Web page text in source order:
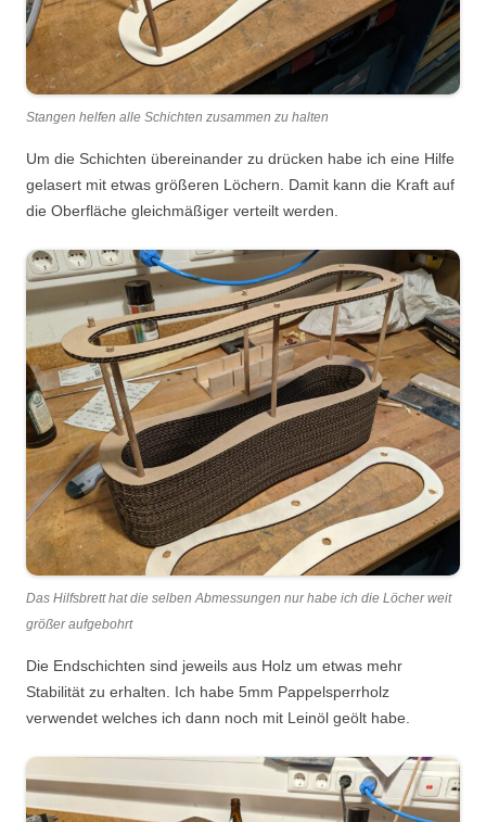
Stangen helfen alle Schichten zusammen zu halten
Um die Schichten übereinander zu drücken habe ich eine Hilfe
gelasert mit etwas größeren Löchern. Damit kann die Kraft auf
die Oberfläche gleichmäßiger verteilt werden.
Das Hilfsbrett hat die selben Abmessungen nur habe ich die Löcher weit
größer aufgebohrt
Die Endschichten sind jeweils aus Holz um etwas mehr
Stabilität zu erhalten. Ich habe 5mm Pappelsperrholz
verwendet welches ich dann noch mit Leinöl geölt habe.